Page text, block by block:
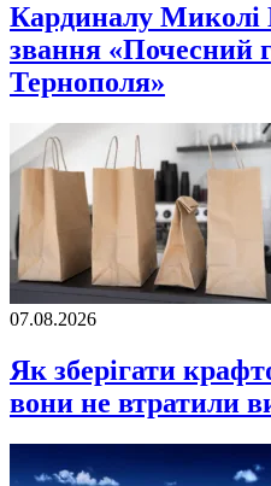
Кардиналу Миколі
звання «Почесний
Тернополя»
07.08.2026
Як зберігати
вони не втратили